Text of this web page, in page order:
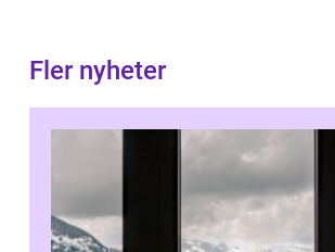
Fler nyheter